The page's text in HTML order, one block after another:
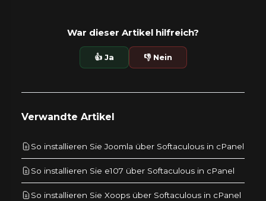
War dieser Artikel hilfreich?
👍 Ja 👎 Nein
Verwandte Artikel
So installieren Sie Joomla über Softaculous in cPanel
So installieren Sie e107 über Softaculous in cPanel
So installieren Sie Xoops über Softaculous in cPanel